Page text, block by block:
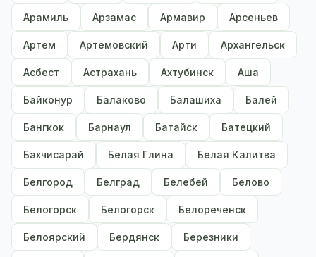
Арамиль Арзамас Армавир Арсеньев
Артем Артемовский Арти Архангельск
Асбест Астрахань Ахтубинск Аша
Байконур Балаково Балашиха Балей
Бангкок Барнаул Батайск Батецкий
Бахчисарай Белая Глина Белая Калитва
Белгород Белград Белебей Белово
Белогорск Белогорск Белореченск
Белоярский Бердянск Березники